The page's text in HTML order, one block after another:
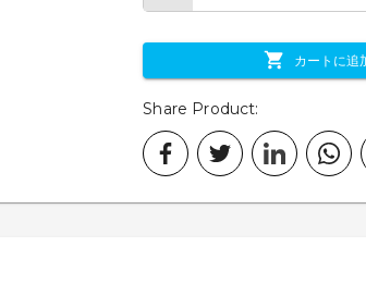
カートに追
Share Product: